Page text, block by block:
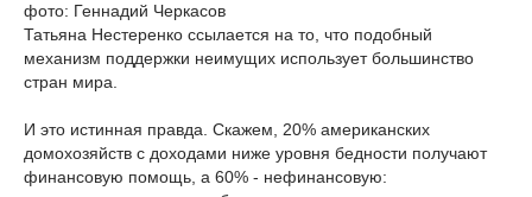
фото: Геннадий Черкасов
Татьяна Нестеренко ссылается на то, что подобный
механизм поддержки неимущих использует большинство
стран мира.
И это истинная правда. Скажем, 20% американских
домохозяйств с доходами ниже уровня бедности получают
финансовую помощь, а 60% - нефинансовую: